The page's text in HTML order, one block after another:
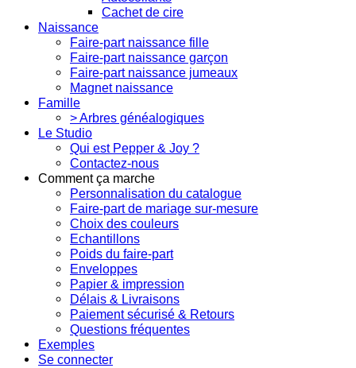
Cachet de cire
Naissance
Faire-part naissance fille
Faire-part naissance garçon
Faire-part naissance jumeaux
Magnet naissance
Famille
> Arbres généalogiques
Le Studio
Qui est Pepper & Joy ?
Contactez-nous
Comment ça marche
Personnalisation du catalogue
Faire-part de mariage sur-mesure
Choix des couleurs
Echantillons
Poids du faire-part
Enveloppes
Papier & impression
Délais & Livraisons
Paiement sécurisé & Retours
Questions fréquentes
Exemples
Se connecter